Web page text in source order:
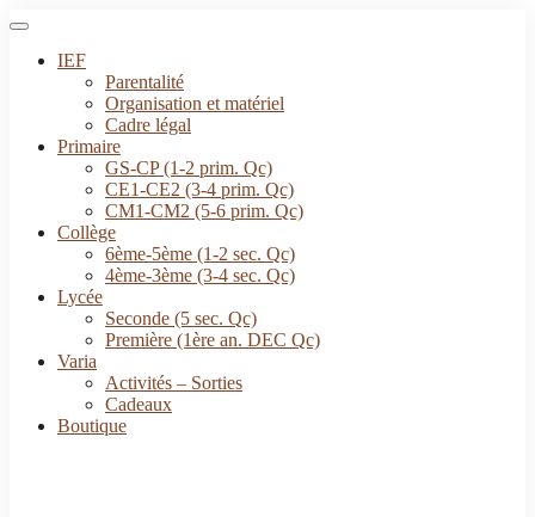
IEF
Parentalité
Organisation et matériel
Cadre légal
Primaire
GS-CP (1-2 prim. Qc)
CE1-CE2 (3-4 prim. Qc)
CM1-CM2 (5-6 prim. Qc)
Collège
6ème-5ème (1-2 sec. Qc)
4ème-3ème (3-4 sec. Qc)
Lycée
Seconde (5 sec. Qc)
Première (1ère an. DEC Qc)
Varia
Activités – Sorties
Cadeaux
Boutique